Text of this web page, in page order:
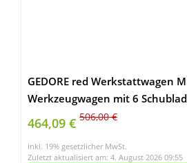
GEDORE red Werkstattwagen
Werkzeugwagen mit 6
Stahlblech, leer, abschließbar
464,09 € 506,00 €
inkl. 19% gesetzlicher MwSt.
Zuletzt aktualisiert am: 4. August 2026 09:55